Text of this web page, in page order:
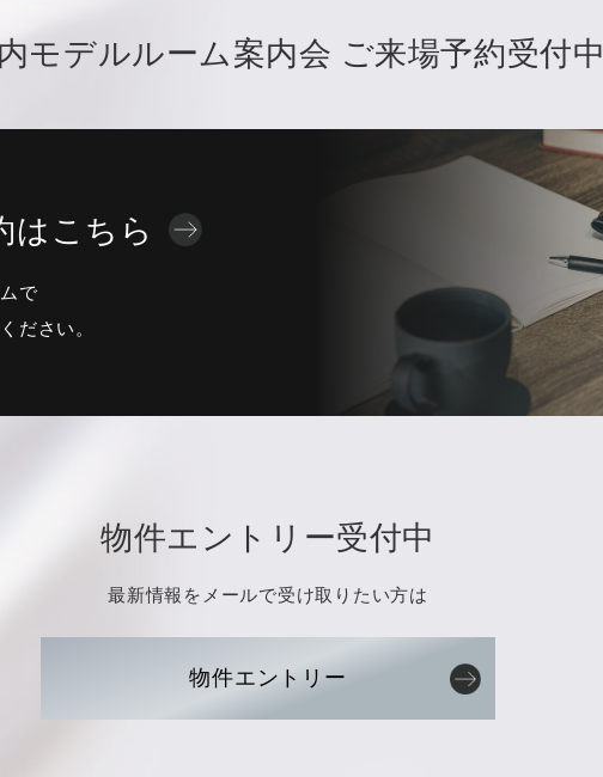
モデルルーム案内会 ご来場予約受付中
はこちら
で
ださい。
物件エントリー受付中
最新情報をメールで受け取りたい方は
物件エントリー